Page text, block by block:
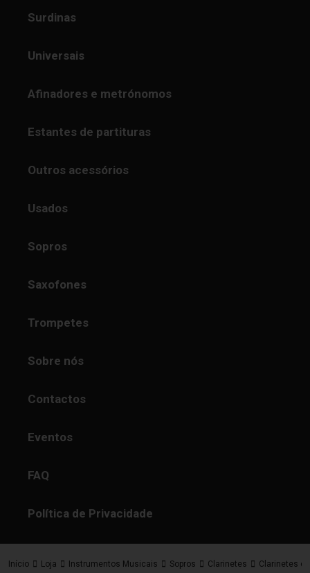
Surdinas
Universais
Afinadores e metrónomos
Estantes de partituras
Outros acessórios
Usados
Sopros
Saxofones
Trompetes
Sobre nós
Contactos
Eventos
FAQ
Política de Privacidade
Início Loja Instrumentos Musicais Sopros Clarinetes Clarinetes